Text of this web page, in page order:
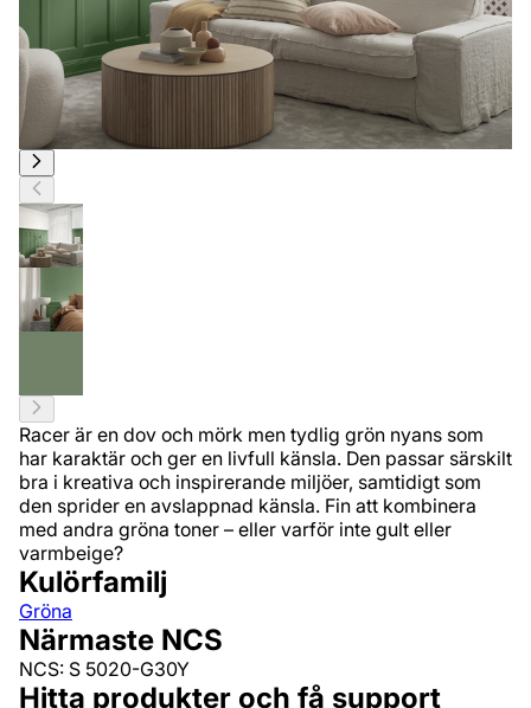
Racer är en dov och mörk men tydlig grön nyans som
har karaktär och ger en livfull känsla. Den passar särskilt
bra i kreativa och inspirerande miljöer, samtidigt som
den sprider en avslappnad känsla. Fin att kombinera
med andra gröna toner – eller varför inte gult eller
varmbeige?
Kulörfamilj
Gröna
Närmaste NCS
NCS: S 5020-G30Y
Hitta produkter och få support